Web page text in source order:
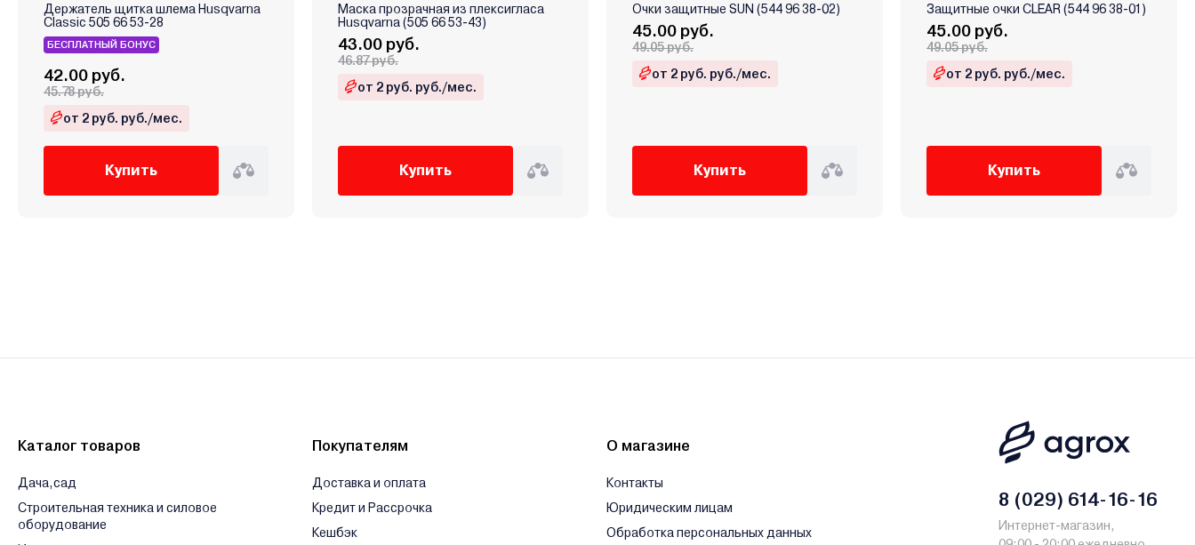
Держатель щитка шлема Husqvarna
Classic 505 66 53-28
БЕСПЛАТНЫЙ БОНУС
42.00 руб.
45.78 руб.
от 2 руб. руб./мес.
Купить
Маска прозрачная из плексигласа
Husqvarna (505 66 53-43)
43.00 руб.
46.87 руб.
от 2 руб. руб./мес.
Купить
Очки защитные SUN (544 96 38-02)
45.00 руб.
49.05 руб.
от 2 руб. руб./мес.
Купить
Защитные очки CLEAR (544 96 38-01)
45.00 руб.
49.05 руб.
от 2 руб. руб./мес.
Купить
Каталог товаров
Дача,сад
Строительная техника и силовое
оборудование
Покупателям
Доставка и оплата
Кредит и Рассрочка
Кешбэк
О магазине
Контакты
Юридическим лицам
Обработка персональных данных
8 (029) 614-16-16
Интернет-магазин,